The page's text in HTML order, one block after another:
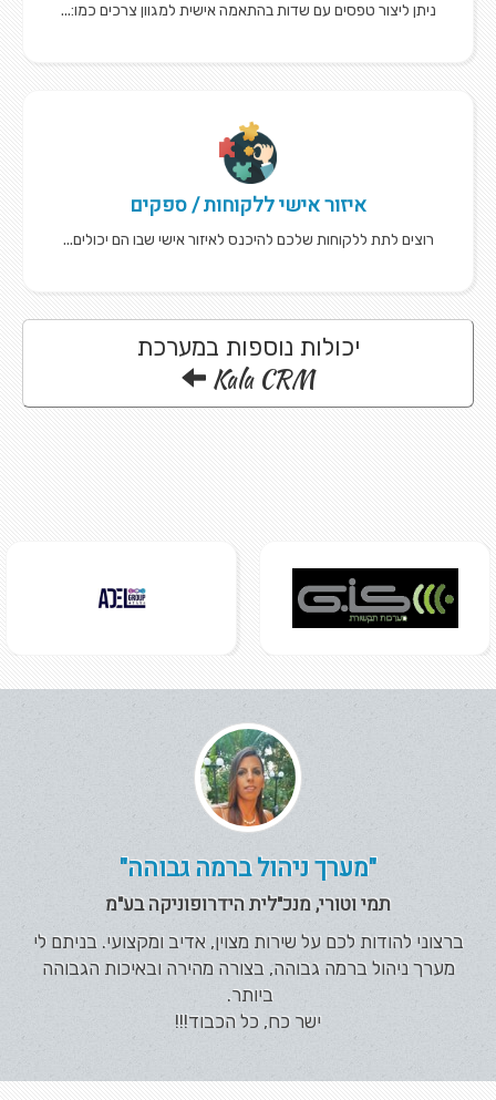
ניתן ליצור טפסים עם שדות בהתאמה אישית למגוון צרכים כמו:...
איזור אישי ללקוחות / ספקים
רוצים לתת ללקוחות שלכם להיכנס לאיזור אישי שבו הם יכולים...
יכולות נוספות במערכת
Kala CRM
"מערך ניהול ברמה גבוהה"
תמי וטורי, מנכ"לית הידרופוניקה בע"מ
ברצוני להודות לכם על שירות מצוין, אדיב ומקצועי. בניתם לי
מערך ניהול ברמה גבוהה, בצורה מהירה ובאיכות הגבוהה
ביותר.
ישר כח, כל הכבוד!!!